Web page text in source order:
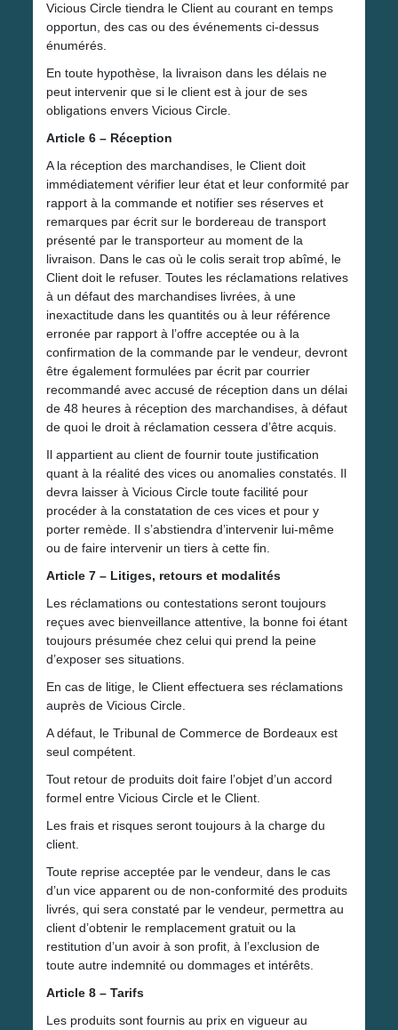
Vicious Circle tiendra le Client au courant en temps
opportun, des cas ou des événements ci-dessus
énumérés.
En toute hypothèse, la livraison dans les délais ne
peut intervenir que si le client est à jour de ses
obligations envers Vicious Circle.
Article 6 – Réception
A la réception des marchandises, le Client doit
immédiatement vérifier leur état et leur conformité par
rapport à la commande et notifier ses réserves et
remarques par écrit sur le bordereau de transport
présenté par le transporteur au moment de la
livraison. Dans le cas où le colis serait trop abîmé, le
Client doit le refuser. Toutes les réclamations relatives
à un défaut des marchandises livrées, à une
inexactitude dans les quantités ou à leur référence
erronée par rapport à l’offre acceptée ou à la
confirmation de la commande par le vendeur, devront
être également formulées par écrit par courrier
recommandé avec accusé de réception dans un délai
de 48 heures à réception des marchandises, à défaut
de quoi le droit à réclamation cessera d’être acquis.
Il appartient au client de fournir toute justification
quant à la réalité des vices ou anomalies constatés. Il
devra laisser à Vicious Circle toute facilité pour
procéder à la constatation de ces vices et pour y
porter remède. Il s’abstiendra d’intervenir lui-même
ou de faire intervenir un tiers à cette fin.
Article 7 – Litiges, retours et modalités
Les réclamations ou contestations seront toujours
reçues avec bienveillance attentive, la bonne foi étant
toujours présumée chez celui qui prend la peine
d’exposer ses situations.
En cas de litige, le Client effectuera ses réclamations
auprès de Vicious Circle.
A défaut, le Tribunal de Commerce de Bordeaux est
seul compétent.
Tout retour de produits doit faire l’objet d’un accord
formel entre Vicious Circle et le Client.
Les frais et risques seront toujours à la charge du
client.
Toute reprise acceptée par le vendeur, dans le cas
d’un vice apparent ou de non-conformité des produits
livrés, qui sera constaté par le vendeur, permettra au
client d’obtenir le remplacement gratuit ou la
restitution d’un avoir à son profit, à l’exclusion de
toute autre indemnité ou dommages et intérêts.
Article 8 – Tarifs
Les produits sont fournis au prix en vigueur au